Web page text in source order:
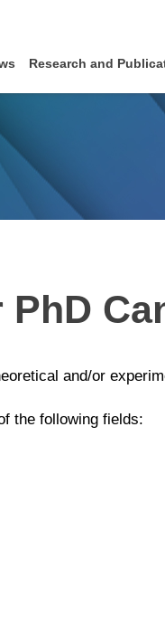
Research and
and/or
the following fields: